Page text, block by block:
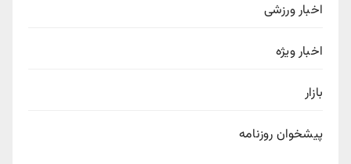
اخبار ورزشی
اخبار ویژه
بازار
پیشخوان روزنامه